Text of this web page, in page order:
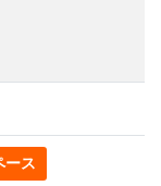
ース